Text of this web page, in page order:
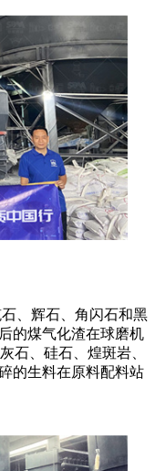
、辉石、角闪石和黑
的煤气化渣在球磨机
石、硅石、煌斑岩、
的生料在原料配料站